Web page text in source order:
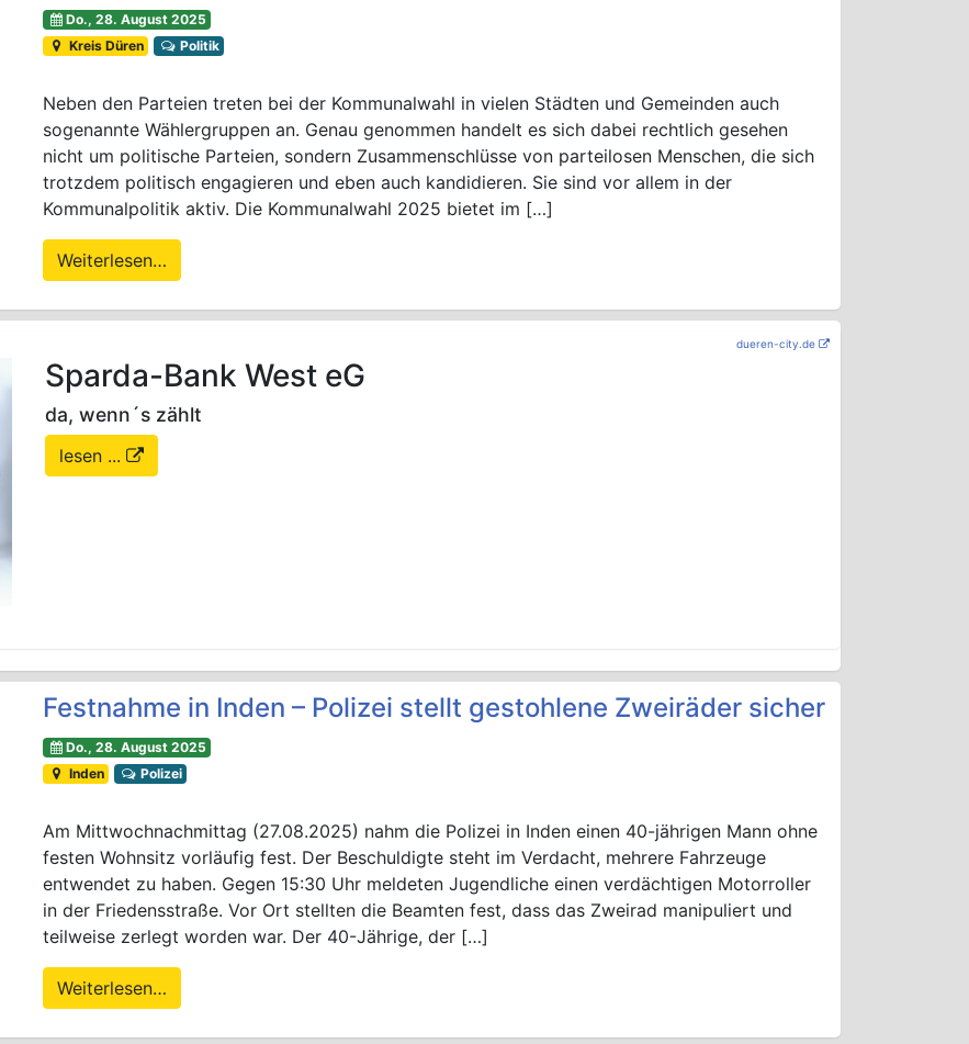
Do., 28. August 2025
Kreis Düren
Politik
Neben den Parteien treten bei der Kommunalwahl in vielen Städten und Gemeinden auch
sogenannte Wählergruppen an. Genau genommen handelt es sich dabei rechtlich gesehen
nicht um politische Parteien, sondern Zusammenschlüsse von parteilosen Menschen, die sich
trotzdem politisch engagieren und eben auch kandidieren. Sie sind vor allem in der
Kommunalpolitik aktiv. Die Kommunalwahl 2025 bietet im […]
Weiterlesen…
dueren-city.de
Sparda-Bank West eG
da, wenn´s zählt
lesen ...
Festnahme in Inden – Polizei stellt gestohlene Zweiräder sicher
Do., 28. August 2025
Inden
Polizei
Am Mittwochnachmittag (27.08.2025) nahm die Polizei in Inden einen 40-jährigen Mann ohne
festen Wohnsitz vorläufig fest. Der Beschuldigte steht im Verdacht, mehrere Fahrzeuge
entwendet zu haben. Gegen 15:30 Uhr meldeten Jugendliche einen verdächtigen Motorroller
in der Friedensstraße. Vor Ort stellten die Beamten fest, dass das Zweirad manipuliert und
teilweise zerlegt worden war. Der 40-Jährige, der […]
Weiterlesen…